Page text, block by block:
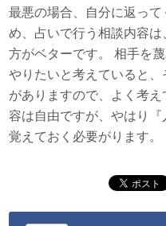
最悪の場合、自分に返っ
め、占いで行う相談内容
方がベターです。 相手を
やりたいと考えていると
がありますので、よく考
容は自由ですが、やはり
覚えておく必要がります。